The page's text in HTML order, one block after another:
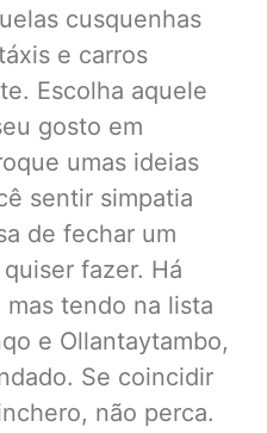
cusquenhas
e carros
Escolha aquele
gosto em
umas ideias
sentir simpatia
de fechar um
fazer. Há
tendo na lista
e Ollantaytambo,
Se coincidir
não perca.